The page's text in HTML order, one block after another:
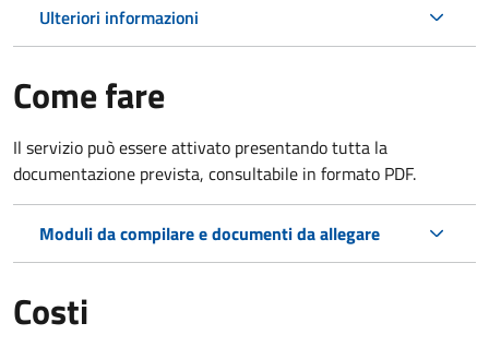
Ulteriori informazioni
Come fare
Il servizio può essere attivato presentando tutta la
documentazione prevista, consultabile in formato PDF.
Moduli da compilare e documenti da allegare
Costi